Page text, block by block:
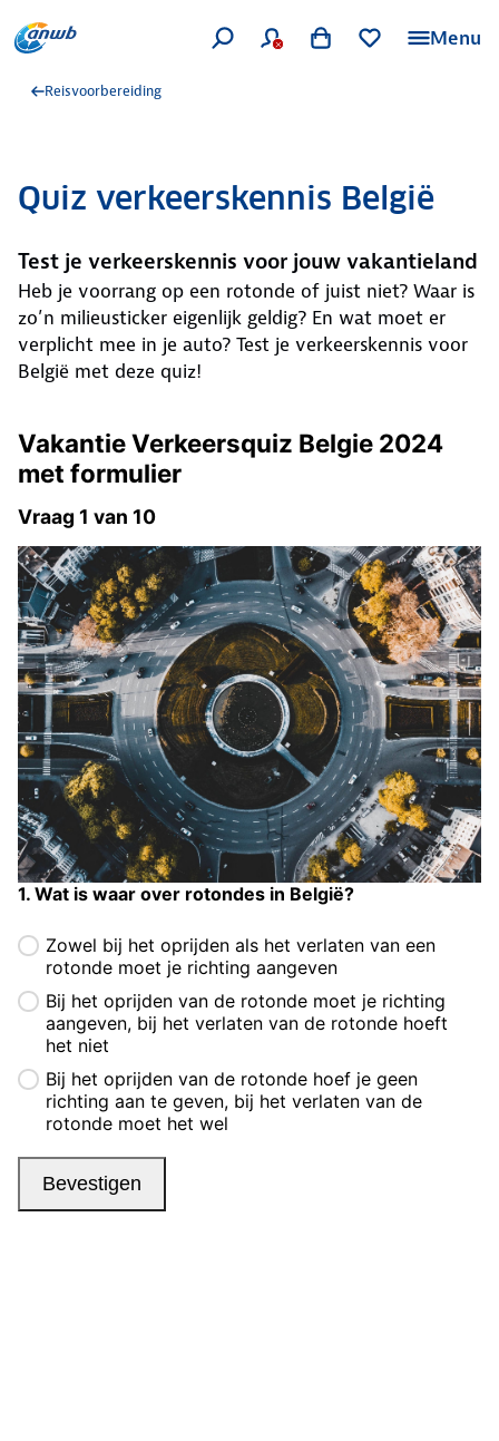
Menu
Reisvoorbereiding
Quiz verkeerskennis België
Test je verkeerskennis voor jouw vakantieland
Heb je voorrang op een rotonde of juist niet? Waar is
zo’n milieusticker eigenlijk geldig? En wat moet er
verplicht mee in je auto? Test je verkeerskennis voor
België met deze quiz!